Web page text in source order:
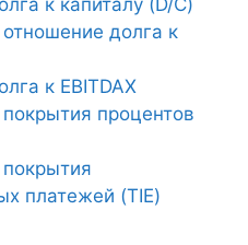
долга к
к EBITDAX
процентов
платежей (TIE)